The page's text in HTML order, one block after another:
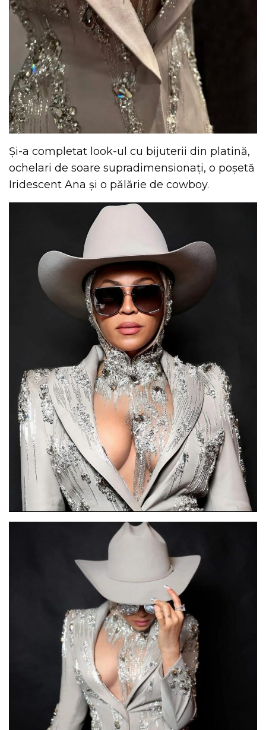
Și-a completat look-ul cu bijuterii din platină,
ochelari de soare supradimensionați, o poșetă
Iridescent Ana și o pălărie de cowboy.